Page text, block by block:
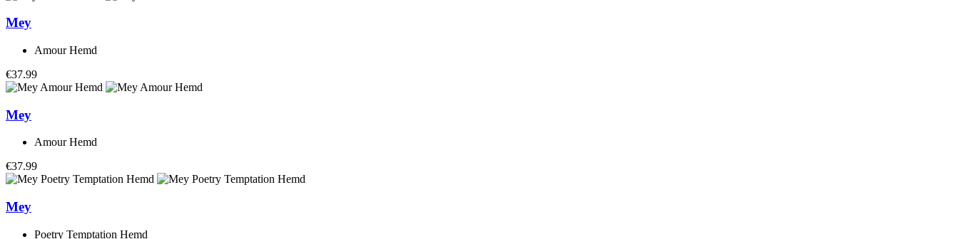
Mey
Amour Hemd
€37.99
Mey
Amour Hemd
€37.99
Mey
Poetry Temptation Hemd